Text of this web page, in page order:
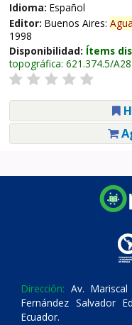
Idioma: Español
Editor: Buenos Aires: Agua
1998
Disponibilidad: Ítems
topográfica: 621.374.5/
Dirección: Av.
Fernández Salvador
Ecuador.